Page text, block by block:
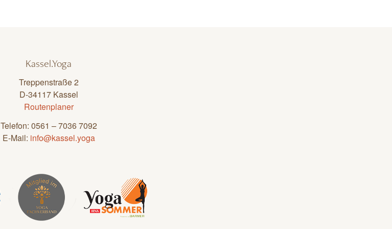
Kassel.Yoga
Treppenstraße 2
D-34117 Kassel
Routenplaner
Telefon: 0561 – 7036 7092
E-Mail: info@kassel.yoga